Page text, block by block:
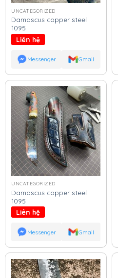
UNCATEGORIZED
Damascus copper steel
1095
Liên hệ
Messenger Gmail
UNCATEGORIZED
Damascus copper steel
1095
Liên hệ
Messenger Gmail